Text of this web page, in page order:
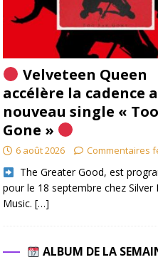
Velveteen Queen
accélère la cadence
nouveau single «
Gone »
6 août 2026 Commentaires
The Greater Good, est
pour le 18 septembre chez Silver
Music. […]
ALBUM DE LA